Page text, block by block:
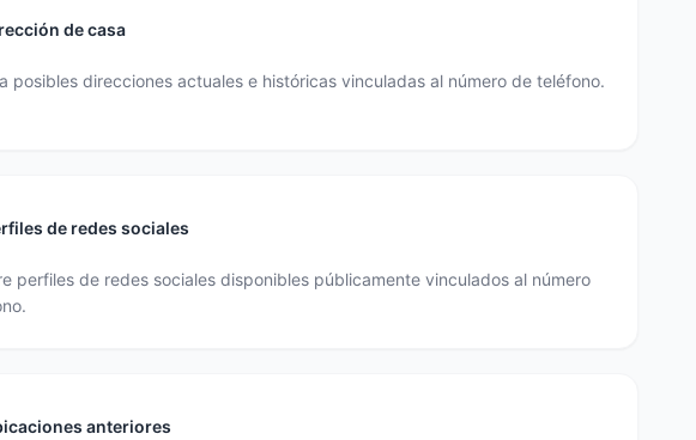
de casa
posibles direcciones actuales e históricas vinculadas al número de teléfono.
de redes sociales
perfiles de redes sociales disponibles públicamente vinculados al número
anteriores